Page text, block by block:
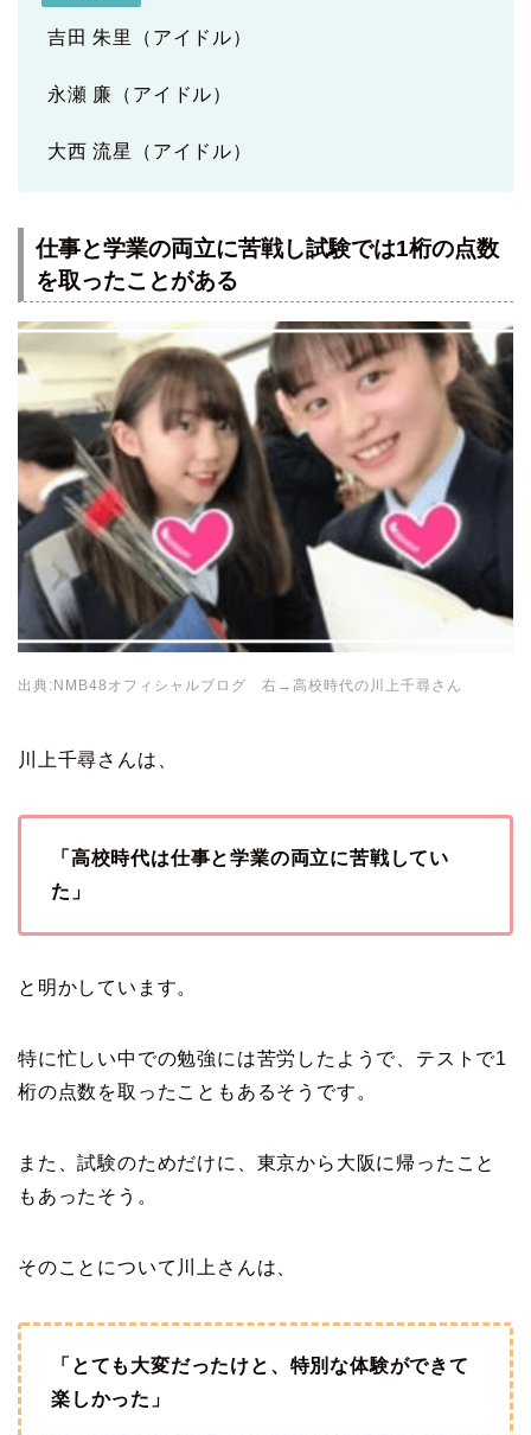
吉田 朱里（アイドル）
永瀬 廉（アイドル）
大西 流星（アイドル）
仕事と学業の両立に苦戦し試験では1桁の点数
を取ったことがある
出典:NMB48オフィシャルブログ 右→高校時代の川上千尋さん
川上千尋さんは、
「高校時代は仕事と学業の両立に苦戦してい
た」
と明かしています。
特に忙しい中での勉強には苦労したようで、テストで1
桁の点数を取ったこともあるそうです。
また、試験のためだけに、東京から大阪に帰ったこと
もあったそう。
そのことについて川上さんは、
「とても大変だったけと、特別な体験ができて
楽しかった」